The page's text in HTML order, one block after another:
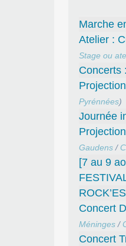
Marche
Atelier :
Stage ou
Concerts
Pyrénnées)
Journée
Gaudens/
[7 au 9
Concert
Méninges/
Concert